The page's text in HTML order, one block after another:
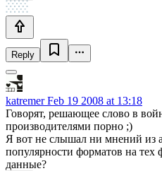
Reply
katremerFeb 19 2008 at 13:18
Говорят, решающее слово в
производителями порно ;)
Я вот не слышал ни мнений из
популярности форматов на тех
данные?